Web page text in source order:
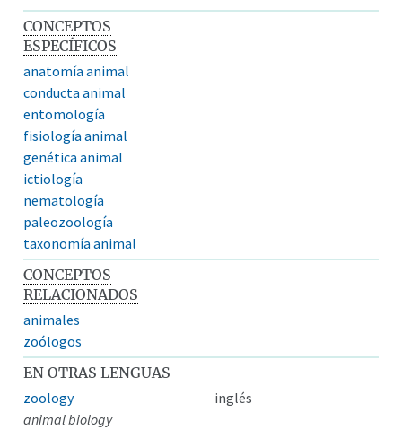
CONCEPTOS
ESPECÍFICOS
anatomía animal
conducta animal
entomología
fisiología animal
genética animal
ictiología
nematología
paleozoología
taxonomía animal
CONCEPTOS
RELACIONADOS
animales
zoólogos
EN OTRAS LENGUAS
zoology
inglés
animal biology